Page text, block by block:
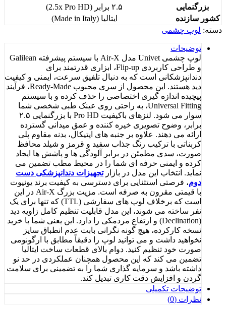
بزرگنمایی
۲.۵ برابر (2.5x Pro HD)
کشور سازنده
ایتالیا (Made in Italy)
دسته: لوپ چشمی
توضیحات
لوپ چشمی Univet مدل Air-X با سیستم پیشرفته Galilean
و طراحی کاربردی Flip-up، ابزاری قدرتمند برای
دندانپزشکانی است که به دنبال تلفیق سرعت، ایمنی و کیفیت
دید هستند. این محصول از سری محبوب Ready-Made، فرآیند
پیچیده اندازه گیری اختصاصی را حذف کرده و با سیستم
Universal Fitting، به راحتی روی عینک طبی شخصی شما
سوار می شود. لنزهای باکیفیت Pro HD با بزرگنمایی ۲.۵
برابر، وضوح تصویری خیره کننده و عمق میدانی گسترده
ارائه می دهند. علاوه بر جنبه های اپتیکال، بدنه مقاوم پلی
کربناتی با ترکیب رنگ جذاب سفید و قرمز و شیلد محافظ
صورت، سدی مطمئن در برابر آلودگی ها و پاشش ها ایجاد
کرده و ایمنی حرفه ای شما را در محیط مطب تضمین می
نماید. انتخاب این مدل در بازارتجهیزات دندانپزشکی دست
دوم، فرصتی استثنایی برای دسترسی به کیفیت برند یونیوت
با قیمتی مقرون به صرفه است. مزیت بزرگ Air-X در این
است که برخلاف لوپ های سفارشی (TTL) که تنها برای یک
نفر ساخته می شوند، این مدل قابلیت تنظیم کامل زاویه دید
(Declination) و ارتفاع مردمکی را دارد. این یعنی شما با خرید
نسخه کارکرده، هیچ گونه نگرانی بابت عدم انطباق سایز
نخواهید داشت و می توانید لوپ را دقیقاً مطابق با ارگونومی
صورت خود تنظیم کنید. دوام بالای قطعات ساخت ایتالیا
تضمین می کند که این محصول همچنان عملکردی در حد نو
داشته باشد و سرمایه گذاری شما را به تضمینی برای سلامت
گردن و افزایش دقت کاری تبدیل کند.
توضیحات تکمیلی
نظرات (0)